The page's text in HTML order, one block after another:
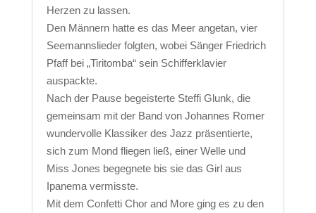
Herzen zu lassen.
Den Männern hatte es das Meer angetan, vier
Seemannslieder folgten, wobei Sänger Friedrich
Pfaff bei „Tiritomba“ sein Schifferklavier
auspackte.
Nach der Pause begeisterte Steffi Glunk, die
gemeinsam mit der Band von Johannes Romer
wundervolle Klassiker des Jazz präsentierte,
sich zum Mond fliegen ließ, einer Welle und
Miss Jones begegnete bis sie das Girl aus
Ipanema vermisste.
Mit dem Confetti Chor and More ging es zu den